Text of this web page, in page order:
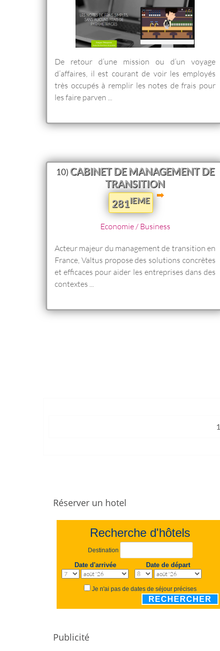
De retour d’une mission ou d’un voyage
d’affaires, il est courant de voir les employés
très occupés à remplir les notes de frais pour
les faire parven ...
10)CABINET DE MANAGEMENT DE
TRANSITION
281IEME
Economie / Business
Acteur majeur du management de transition en
France, Valtus propose des solutions concrètes
et efficaces pour aider les entreprises dans des
contextes ...
1
Réserver un hotel
Recherche d'hôtels
Destination
Date d'arrivée Date de départ
Je n'ai pas de dates de séjour précises
RECHERCHER
Publicité